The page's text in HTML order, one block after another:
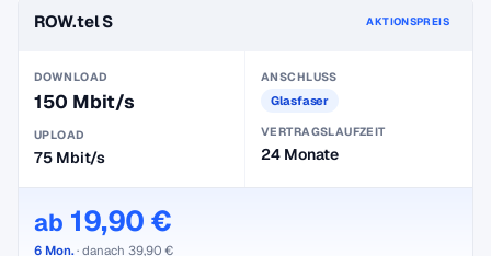
ROW.tel S AKTIONSPREIS
DOWNLOAD
150 Mbit/s
UPLOAD
75 Mbit/s
ANSCHLUSS
Glasfaser
VERTRAGSLAUFZEIT
24 Monate
ab 19,90 €
6 Mon.· danach 39,90 €